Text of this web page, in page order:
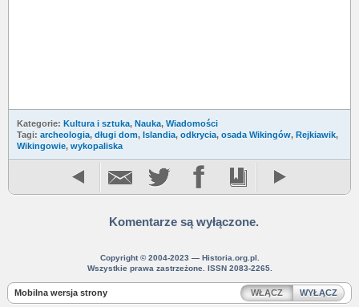
Kategorie: Kultura i sztuka, Nauka, Wiadomości
Tagi: archeologia, długi dom, Islandia, odkrycia, osada Wikingów, Rejkiawik,
Wikingowie, wykopaliska
Komentarze są wyłączone.
Copyright © 2004-2023 — Historia.org.pl.
Wszystkie prawa zastrzeżone. ISSN 2083-2265.
Mobilna wersja strony WŁĄCZ WYŁĄCZ